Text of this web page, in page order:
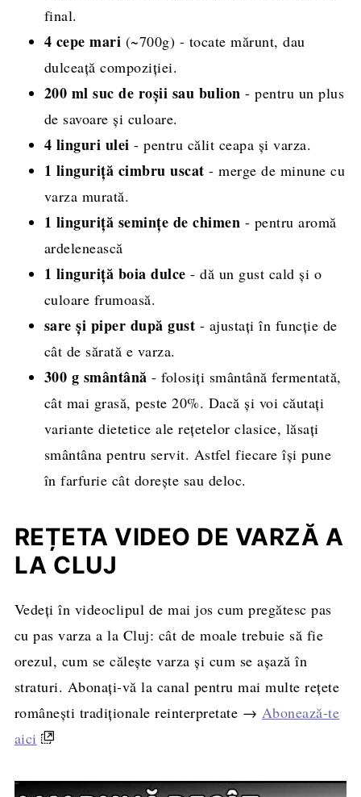
final.
4 cepe mari (~700g) - tocate mărunt, dau
dulceață compoziției.
200 ml suc de roșii sau bulion - pentru un plus
de savoare și culoare.
4 linguri ulei - pentru călit ceapa și varza.
1 linguriță cimbru uscat - merge de minune cu
varza murată.
1 linguriță semințe de chimen - pentru aromă
ardelenească
1 linguriță boia dulce - dă un gust cald și o
culoare frumoasă.
sare și piper după gust - ajustați în funcție de
cât de sărată e varza.
300 g smântână- folosiți smântână fermentată,
cât mai grasă, peste 20%. Dacă și voi căutați
variante dietetice ale rețetelor clasice, lăsați
smântâna pentru servit. Astfel fiecare își pune
în farfurie cât dorește sau deloc.
REȚETA VIDEO DE VARZĂ A
LA CLUJ
Vedeți în videoclipul de mai jos cum pregătesc pas
cu pas varza a la Cluj: cât de moale trebuie să fie
orezul, cum se călește varza și cum se așază în
straturi. Abonați-vă la canal pentru mai multe rețete
românești tradiționale reinterpretate → Abonează-te
aici